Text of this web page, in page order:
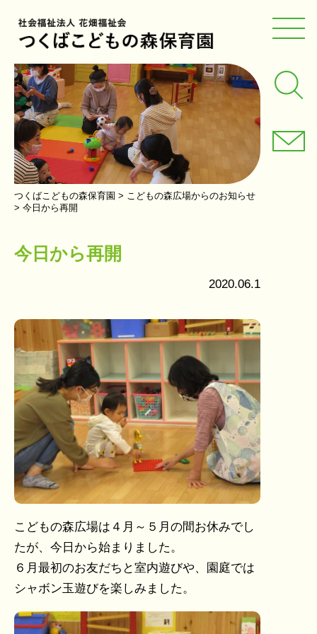
つくばこどもの森保育園 > こどもの森広場からのお知らせ
> 今日から再開
今日から再開
2020.06.1
こどもの森広場は４月～５月の間お休みでし
たが、今日から始まりました。
６月最初のお友だちと室内遊びや、園庭では
シャボン玉遊びを楽しみました。